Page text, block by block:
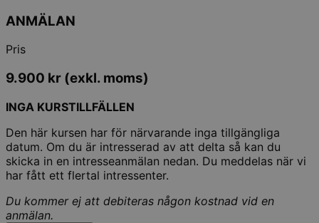
ANMÄLAN
Pris
9.900 kr (exkl. moms)
INGA KURSTILLFÄLLEN
Den här kursen har för närvarande inga tillgängliga
datum. Om du är intresserad av att delta så kan du
skicka in en intresseanmälan nedan. Du meddelas när vi
har fått ett flertal intressenter.
Du kommer ej att debiteras någon kostnad vid en
anmälan.